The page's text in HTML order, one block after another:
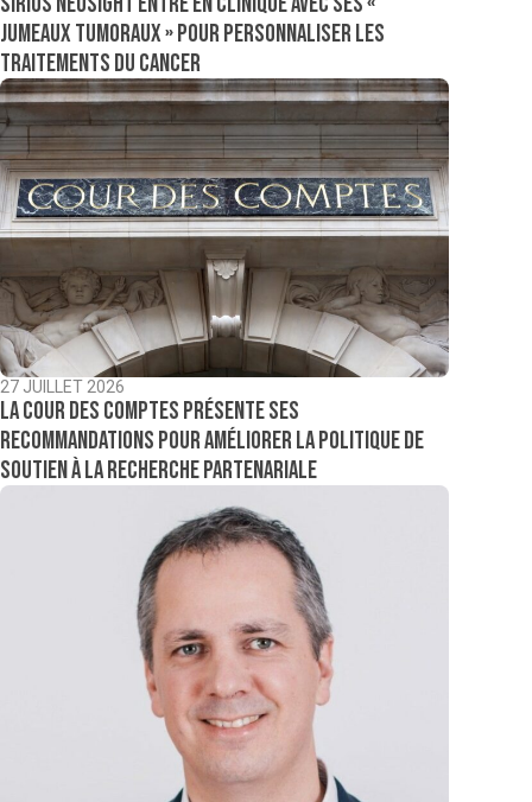
jumeaux tumoraux » pour personnaliser les
traitements du cancer
27 JUILLET 2026
La Cour des comptes présente ses
recommandations pour améliorer la politique de
soutien à la recherche partenariale